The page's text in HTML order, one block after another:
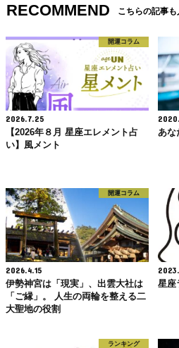
RECOMMEND こちらの記事も
開運コラム
2026.7.25
【2026年８月 星座エレメント占
い】風メント
あな
開運コラム
2026.4.15
伊勢神宮は「現実」、出雲大社は
「ご縁」。 人生の両輪を整える二
大聖地の役割
星座
ランキング